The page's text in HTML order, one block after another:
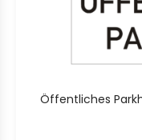
Öffentliches